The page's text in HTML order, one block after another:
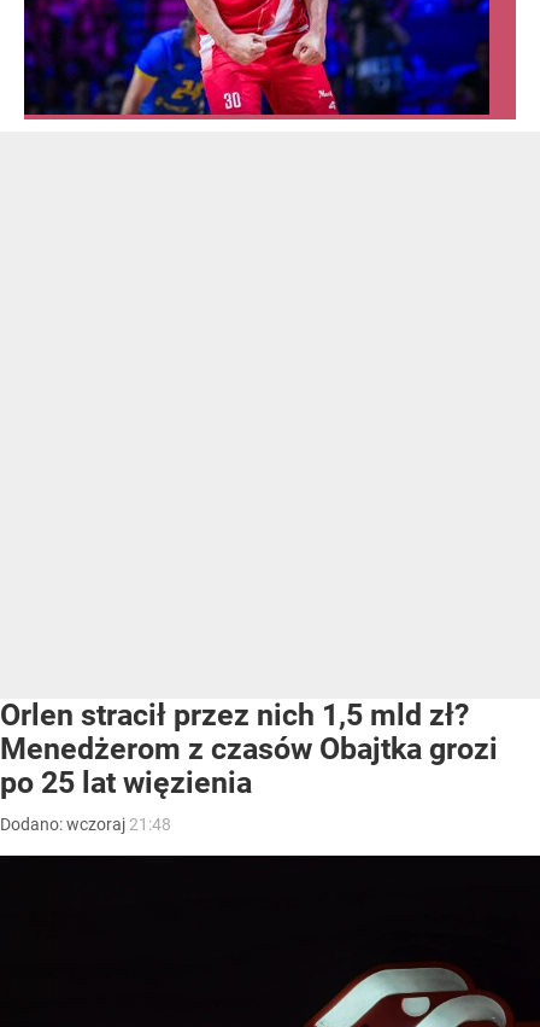
Orlen stracił przez nich 1,5 mld zł?
Menedżerom z czasów Obajtka grozi
po 25 lat więzienia
Dodano:wczoraj 21:48